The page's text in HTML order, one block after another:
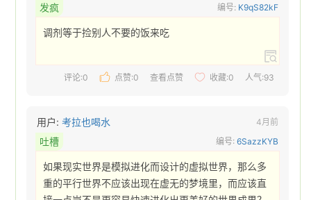
发疯 编号: K9qS82kF
调剂等于捡别人不要的饭来吃
评论:0 点赞:0 查看点赞 收藏:0 人气:93
用户:考拉也喝水 4月前
吐槽 编号:6SazzKYB
如果现实世界是模拟进化而设计的虚拟世界，那么多
重的平行世界不应该出现在虚无的梦境里，而应该直